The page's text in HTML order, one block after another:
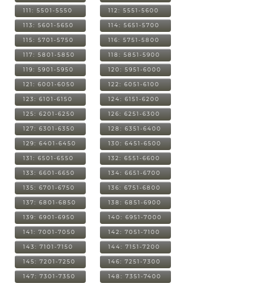
111: 5501-5550 112: 5551-5600
113: 5601-5650 114: 5651-5700
115: 5701-5750 116: 5751-5800
117: 5801-5850 118: 5851-5900
119: 5901-5950 120: 5951-6000
121: 6001-6050 122: 6051-6100
123: 6101-6150 124: 6151-6200
125: 6201-6250 126: 6251-6300
127: 6301-6350 128: 6351-6400
129: 6401-6450 130: 6451-6500
131: 6501-6550 132: 6551-6600
133: 6601-6650 134: 6651-6700
135: 6701-6750 136: 6751-6800
137: 6801-6850 138: 6851-6900
139: 6901-6950 140: 6951-7000
141: 7001-7050 142: 7051-7100
143: 7101-7150 144: 7151-7200
145: 7201-7250 146: 7251-7300
147: 7301-7350 148: 7351-7400